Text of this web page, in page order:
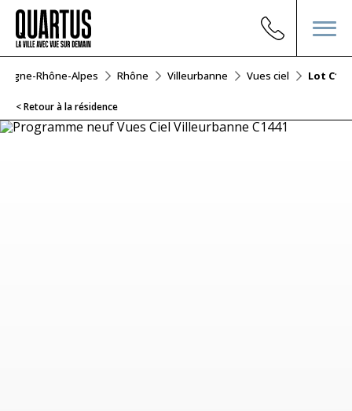
Rhône-Alpes Rhône Villeurbanne Vues ciel Lot
< Retour à la résidence